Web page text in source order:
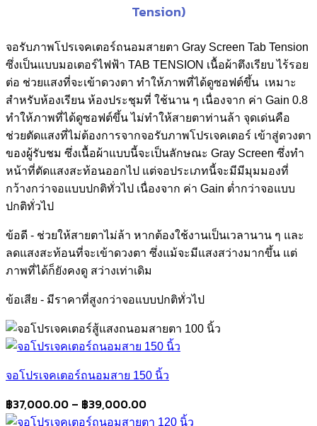
Tension)
จอรับภาพโปรเจคเตอร์ถนอมสายตา Gray Screen Tab Tension
ซึ่งเป็นแบบมอเตอร์ไฟฟ้า TAB TENSION เนื้อผ้าตึงเรียบ ไร้รอย
ต่อ ช่วยแสงที่จะเข้าดวงตา ทำให้ภาพที่ได้ดูซอฟต์ขึ้น เหมาะ
สำหรับห้องเรียน ห้องประชุมที่ ใช้นาน ๆ เนื่องจาก ค่า Gain 0.8
ทำให้ภาพที่ได้ดูซอฟต์ขึ้น ไม่ทำให้สายตาท่านล้า จุดเด่นคือ
ช่วยตัดแสงที่ไม่ต้องการจากจอรับภาพโปรเจคเตอร์ เข้าสู่ดวงตา
ของผู้รับชม ซึ่งเนื้อผ้าแบบนี้จะเป็นลักษณะ Gray Screen ซึ่งทำ
หน้าที่ตัดแสงสะท้อนออกไป แต่จอประเภทนี้จะมีมีมุมมองที่
กว้างกว่าจอแบบปกติทั่วไป เนื่องจาก ค่า Gain ต่ำกว่าจอแบบ
ปกติทั่วไป
ข้อดี - ช่วยให้สายตาไม่ล้า หากต้องใช้งานเป็นเวลานาน ๆ และ
ลดแสงสะท้อนที่จะเข้าดวงตา ซึ่งแม้จะมีแสงสว่างมากขึ้น แต่
ภาพที่ได้ก็ยังคงดู สว่างเท่าเดิม
ข้อเสีย - มีราคาที่สูงกว่าจอแบบปกติทั่วไป
จอโปรเจคเตอร์ถนอมสาย 150 นิ้ว
฿37,000.00 – ฿39,000.00Price
range: